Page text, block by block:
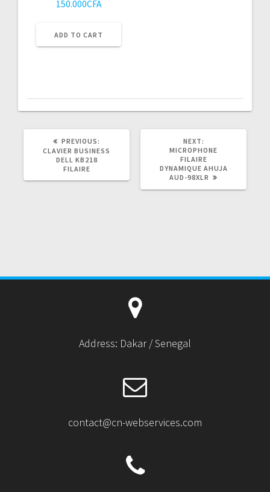
150.000CFA
ADD TO CART
PREVIOUS:
POST:
CLAVIER BUSINESS
DELL KB218
FILAIRE
NEXT:
POST:
MICROPHONE
FILAIRE
DYNAMIQUE AHUJA
AUD-98XLR
Address: Dakar / Senegal
contact@cn-webservices.com